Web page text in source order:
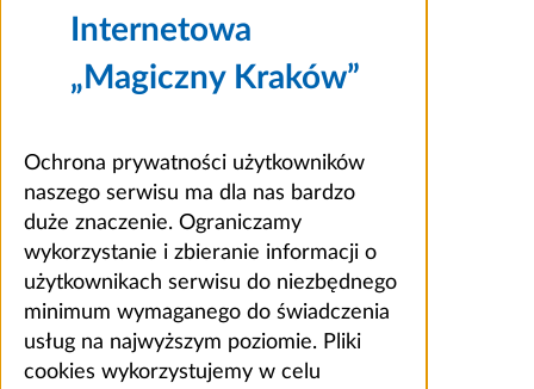
Internetowa
„Magiczny Kraków”
Ochrona prywatności użytkowników
naszego serwisu ma dla nas bardzo
duże znaczenie. Ograniczamy
wykorzystanie i zbieranie informacji o
użytkownikach serwisu do niezbędnego
minimum wymaganego do świadczenia
usług na najwyższym poziomie. Pliki
cookies wykorzystujemy w celu